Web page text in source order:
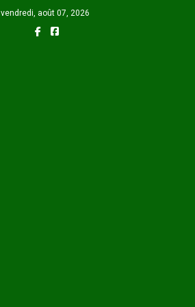
vendredi, août 07, 2026